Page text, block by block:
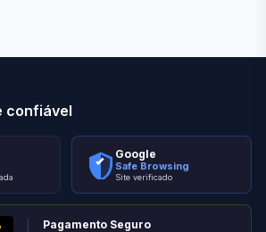
confiável
Google
Safe Browsing
Site verificado
Pagamento Seguro